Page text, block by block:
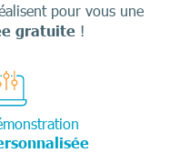
pour vous une
gratuite !